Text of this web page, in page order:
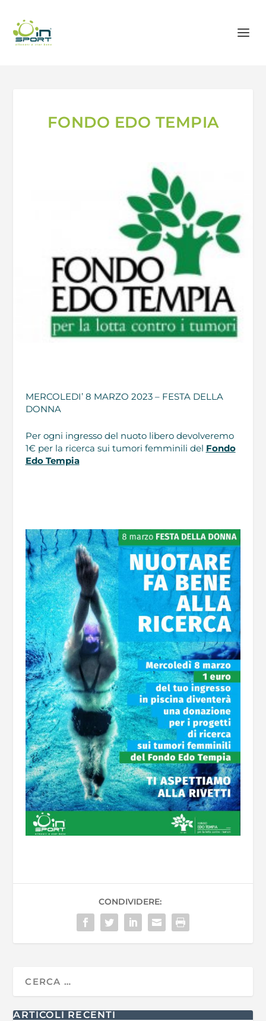
FONDO EDO TEMPIA
MERCOLEDI’ 8 MARZO 2023 – FESTA DELLA
DONNA
Per ogni ingresso del nuoto libero devolveremo
1€ per la ricerca sui tumori femminili del Fondo
Edo Tempia
CONDIVIDERE:
ARTICOLI RECENTI